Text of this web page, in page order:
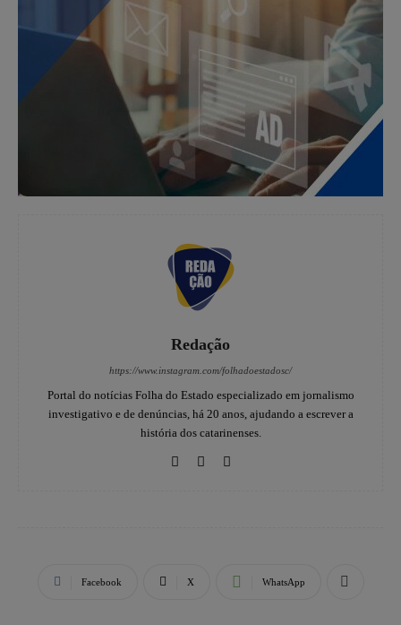
Redação
https://www.instagram.com/folhadoestadosc/
Portal do notícias Folha do Estado especializado em jornalismo
investigativo e de denúncias, há 20 anos, ajudando a escrever a
história dos catarinenses.
Facebook X WhatsApp